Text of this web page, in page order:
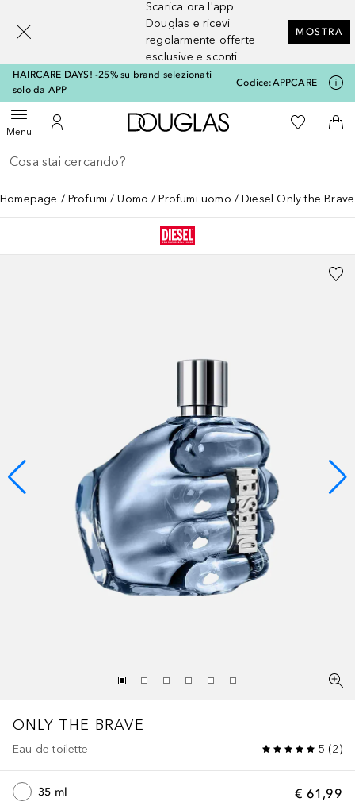
Scarica ora l'app
Douglas e ricevi
regolarmente offerte
esclusive e sconti
MOSTRA
HAIRCARE DAYS! -25% su brand selezionati
solo da APP
Codice:APPCARE
MenuApri menuAl Mio Account
A Douglas HomeAlla Mia
Al
Torna indietro
Esegui ricerca
Homepage Profumi Uomo Profumi uomo Diesel Only the Brave
ONLY THE BRAVE
Eau de toilette 5 (2)
€ 61,99
35 ml
[navigation.slideout.screenreader]